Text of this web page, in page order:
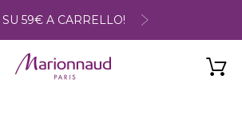
SU 59€ A CARRELLO!